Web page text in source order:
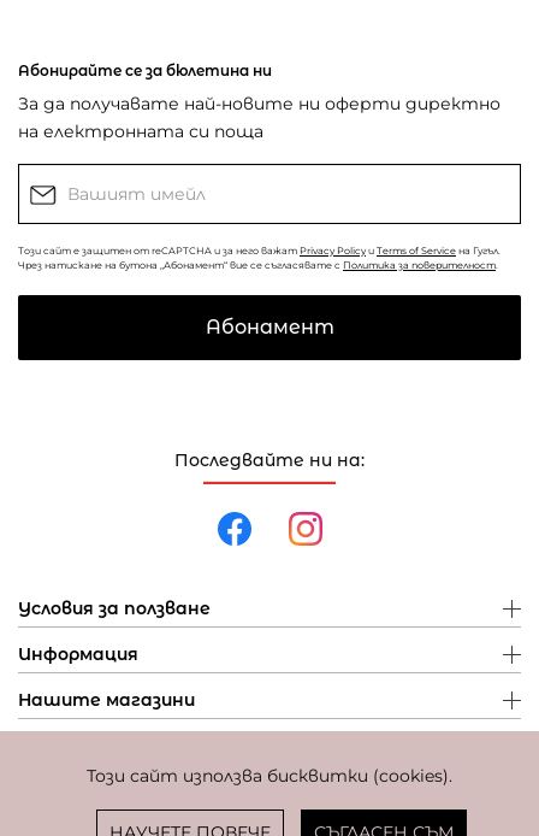
Този сайт използва бисквитки (cookies).
Последвайте ни на:
Условия за ползване
Информация
Нашите магазини
Абонирайте се за бюлетина ни
За да получавате най-новите ни оферти директно
на електронната си поща
Този сайт е защитен от reCAPTCHA и за него важат Privacy Policy и Terms of Service на Гугъл.
Чрез натискане на бутона „Абонамент“ вие се съгласявате с Политика за поверителност
Абонамент
Фиксиран курс за превалутиране: 1 EUR = 1,95583 BGN